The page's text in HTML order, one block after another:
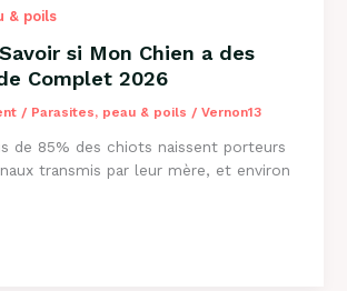
& poils
si Mon Chien a des
Complet 2026
/ Parasites, peau & poils / Vernon13
de 85% des chiots naissent porteurs
transmis par leur mère, et environ